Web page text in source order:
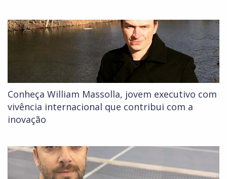
Conheça William Massolla, jovem executivo com
vivência internacional que contribui com a
inovação